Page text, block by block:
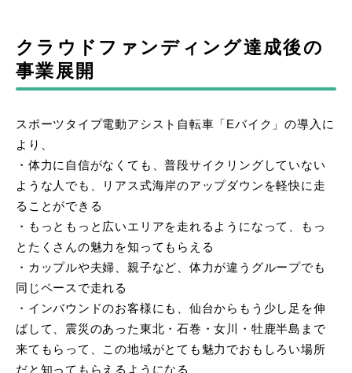
クラウドファンディング達成後の
事業展開
スポーツタイプ電動アシスト自転車「Eバイク」の導入に
より、
・体力に自信がなくても、普段サイクリングしていない
ような人でも、リアス式海岸のアップダウンを軽快に走
ることができる
・もっともっと広いエリアを走れるようになって、もっ
とたくさんの魅力を知ってもらえる
・カップルや夫婦、親子など、体力が違うグループでも
同じペースで走れる
・インバウンドのお客様にも、仙台からもう少し足を伸
ばして、震災のあった東北・石巻・女川・牡鹿半島まで
来てもらって、この地域がとても魅力でおもしろい場所
だと知ってもらえるようになる